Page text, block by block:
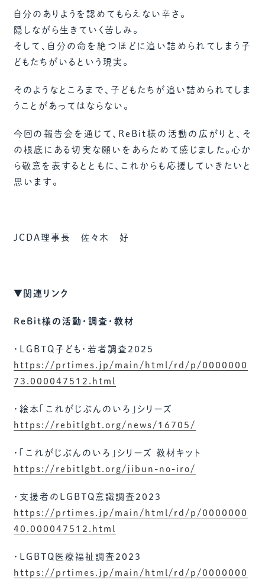
自分のありようを認めてもらえない辛さ。
隠しながら生きていく苦しみ。
そして、自分の命を絶つほどに追い詰められてしまう子
どもたちがいるという現実。
そのようなところまで、子どもたちが追い詰められてしま
うことがあってはならない。
今回の報告会を通じて、ReBit様の活動の広がりと、そ
の根底にある切実な願いをあらためて感じました。心か
ら敬意を表するとともに、これからも応援していきたいと
思います。
JCDA理事長 佐々木 好
▼関連リンク
ReBit様の活動・調査・教材
・LGBTQ子ども・若者調査2025
https://prtimes.jp/main/html/rd/p/0000000
73.000047512.html
・絵本「これがじぶんのいろ」シリーズ
https://rebitlgbt.org/news/16705/
・「これがじぶんのいろ」シリーズ 教材キット
https://rebitlgbt.org/jibun-no-iro/
・支援者のLGBTQ意識調査2023
https://prtimes.jp/main/html/rd/p/0000000
40.000047512.html
・LGBTQ医療福祉調査2023
https://prtimes.jp/main/html/rd/p/0000000